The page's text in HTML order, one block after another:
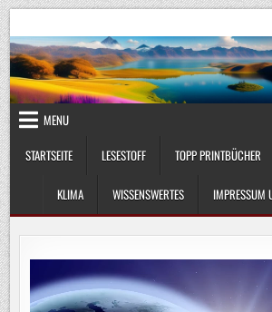
Skip
to
content
UmweltKlima.com
MENU
STARTSEITE
LESESTOFF TOPP PRINTBÜCHER
KLIMA WISSENSWERTES IMPRESSUM